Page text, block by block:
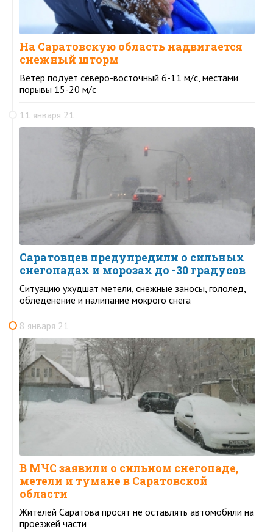
На Саратовскую область надвигается
снежный шторм
Ветер подует северо-восточный 6-11 м/с, местами
порывы 15-20 м/с
11 января 21
Саратовцев предупредили о сильных
снегопадах и морозах до -30 градусов
Ситуацию ухудшат метели, снежные заносы, гололед,
обледенение и налипание мокрого снега
8 января 21
В МЧС заявили о сильном снегопаде,
метели и тумане в Саратовской
области
Жителей Саратова просят не оставлять автомобили на
проезжей части